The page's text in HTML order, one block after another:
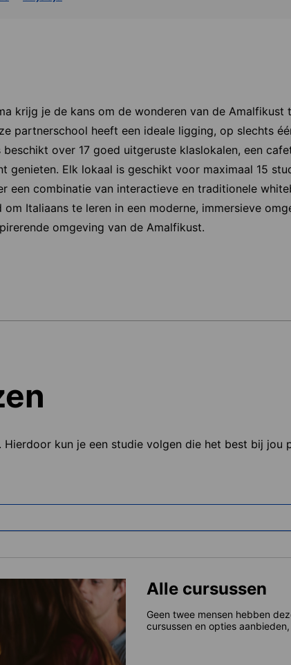
krijg je de kans om de wonderen van de Amalfikust
partnerschool heeft een ideale ligging, op slechts
over 17 goed uitgeruste klaslokalen, een
genieten. Elk lokaal is geschikt voor maximaal 15
een combinatie van interactieve en traditionele
Italiaans te leren in een moderne, immersieve
omgeving van de Amalfikust.
Hierdoor kun je een studie volgen die het best bij
Alle cursussen
Geen twee mensen hebben
cursussen en opties